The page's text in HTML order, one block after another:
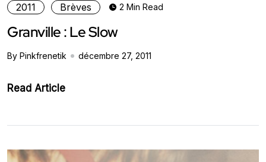
2011 Brèves 2 Min Read
Granville : Le Slow
By Pinkfrenetik décembre 27, 2011
Read Article